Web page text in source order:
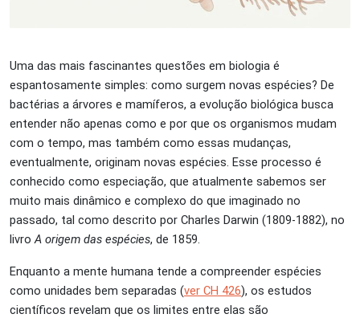
Uma das mais fascinantes questões em biologia é
espantosamente simples: como surgem novas espécies? De
bactérias a árvores e mamíferos, a evolução biológica busca
entender não apenas como e por que os organismos mudam
com o tempo, mas também como essas mudanças,
eventualmente, originam novas espécies. Esse processo é
conhecido como especiação, que atualmente sabemos ser
muito mais dinâmico e complexo do que imaginado no
passado, tal como descrito por Charles Darwin (1809-1882), no
livroA origem das espécies, de 1859.
Enquanto a mente humana tende a compreender espécies
como unidades bem separadas (ver CH 426), os estudos
científicos revelam que os limites entre elas são